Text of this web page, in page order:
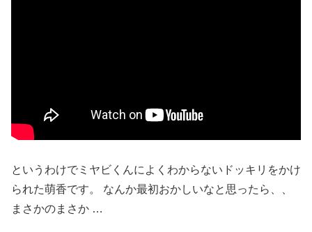
というわけでミヤビくんによくわからないドッキリをかけ
られた萌香です。 なんか最初おかしいなと思ったら、、
まさかのまさか …